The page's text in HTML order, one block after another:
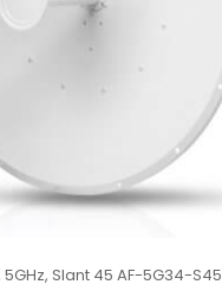
Slant 45 AF-5G34-S45